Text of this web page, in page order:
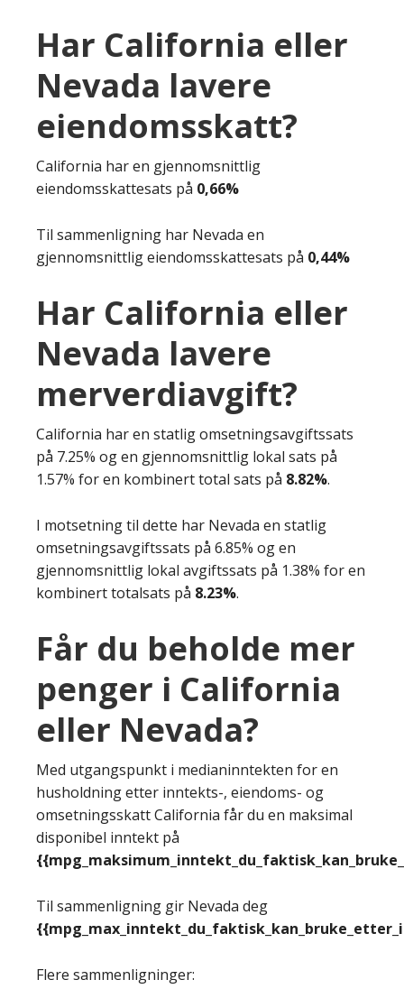
Har California eller
Nevada lavere
eiendomsskatt?
California har en gjennomsnittlig
eiendomsskattesats på 0,66%
Til sammenligning har Nevada en
gjennomsnittlig eiendomsskattesats på 0,44%
Har California eller
Nevada lavere
merverdiavgift?
California har en statlig omsetningsavgiftssats
på 7.25% og en gjennomsnittlig lokal sats på
1.57% for en kombinert total sats på 8.82%.
I motsetning til dette har Nevada en statlig
omsetningsavgiftssats på 6.85% og en
gjennomsnittlig lokal avgiftssats på 1.38% for en
kombinert totalsats på 8.23%.
Får du beholde mer
penger i California
eller Nevada?
Med utgangspunkt i medianinntekten for en
husholdning etter inntekts-, eiendoms- og
omsetningsskatt California får du en maksimal
disponibel inntekt på
Til sammenligning gir Nevada deg
Flere sammenligninger: